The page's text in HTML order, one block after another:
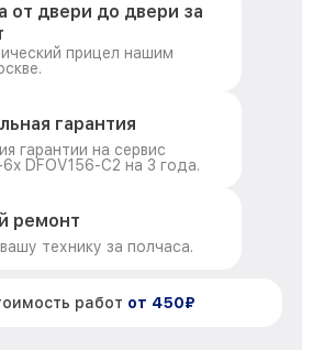
от двери до двери за
прицел нашим
гарантия
гарантии на сервис
DFOV156-C2 на 3 года.
ремонт
технику за полчаса.
работ от 450₽